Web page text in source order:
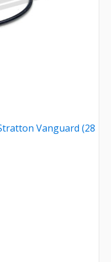
Vanguard (28